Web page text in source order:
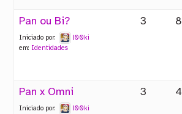
Pan ou Bi?
Iniciado por:
l00ki
em: Identidades
3 8
Pan x Omni
Iniciado por:
l00ki
3 4